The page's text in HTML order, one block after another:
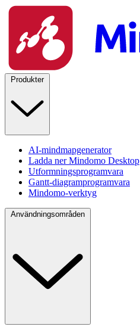
Produkter
AI-mindmapgenerator
Ladda ner Mindomo Desktop
Utformningsprogramvara
Gantt-diagramprogramvara
Mindomo-verktyg
Användningsområden